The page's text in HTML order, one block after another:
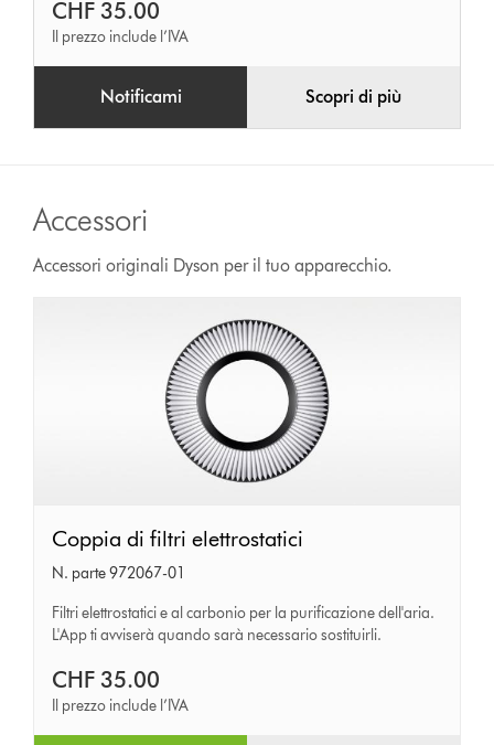
CHF 35.00
Il prezzo include l’IVA
Notificami Scopri di più
Accessori
Accessori originali Dyson per il tuo apparecchio.
Coppia
di
filtri
elettrostatici
Coppia di filtri elettrostatici
N. parte 972067-01
Filtri elettrostatici e al carbonio per la purificazione dell'aria.
L'App ti avviserà quando sarà necessario sostituirli.
CHF 35.00
Il prezzo include l’IVA